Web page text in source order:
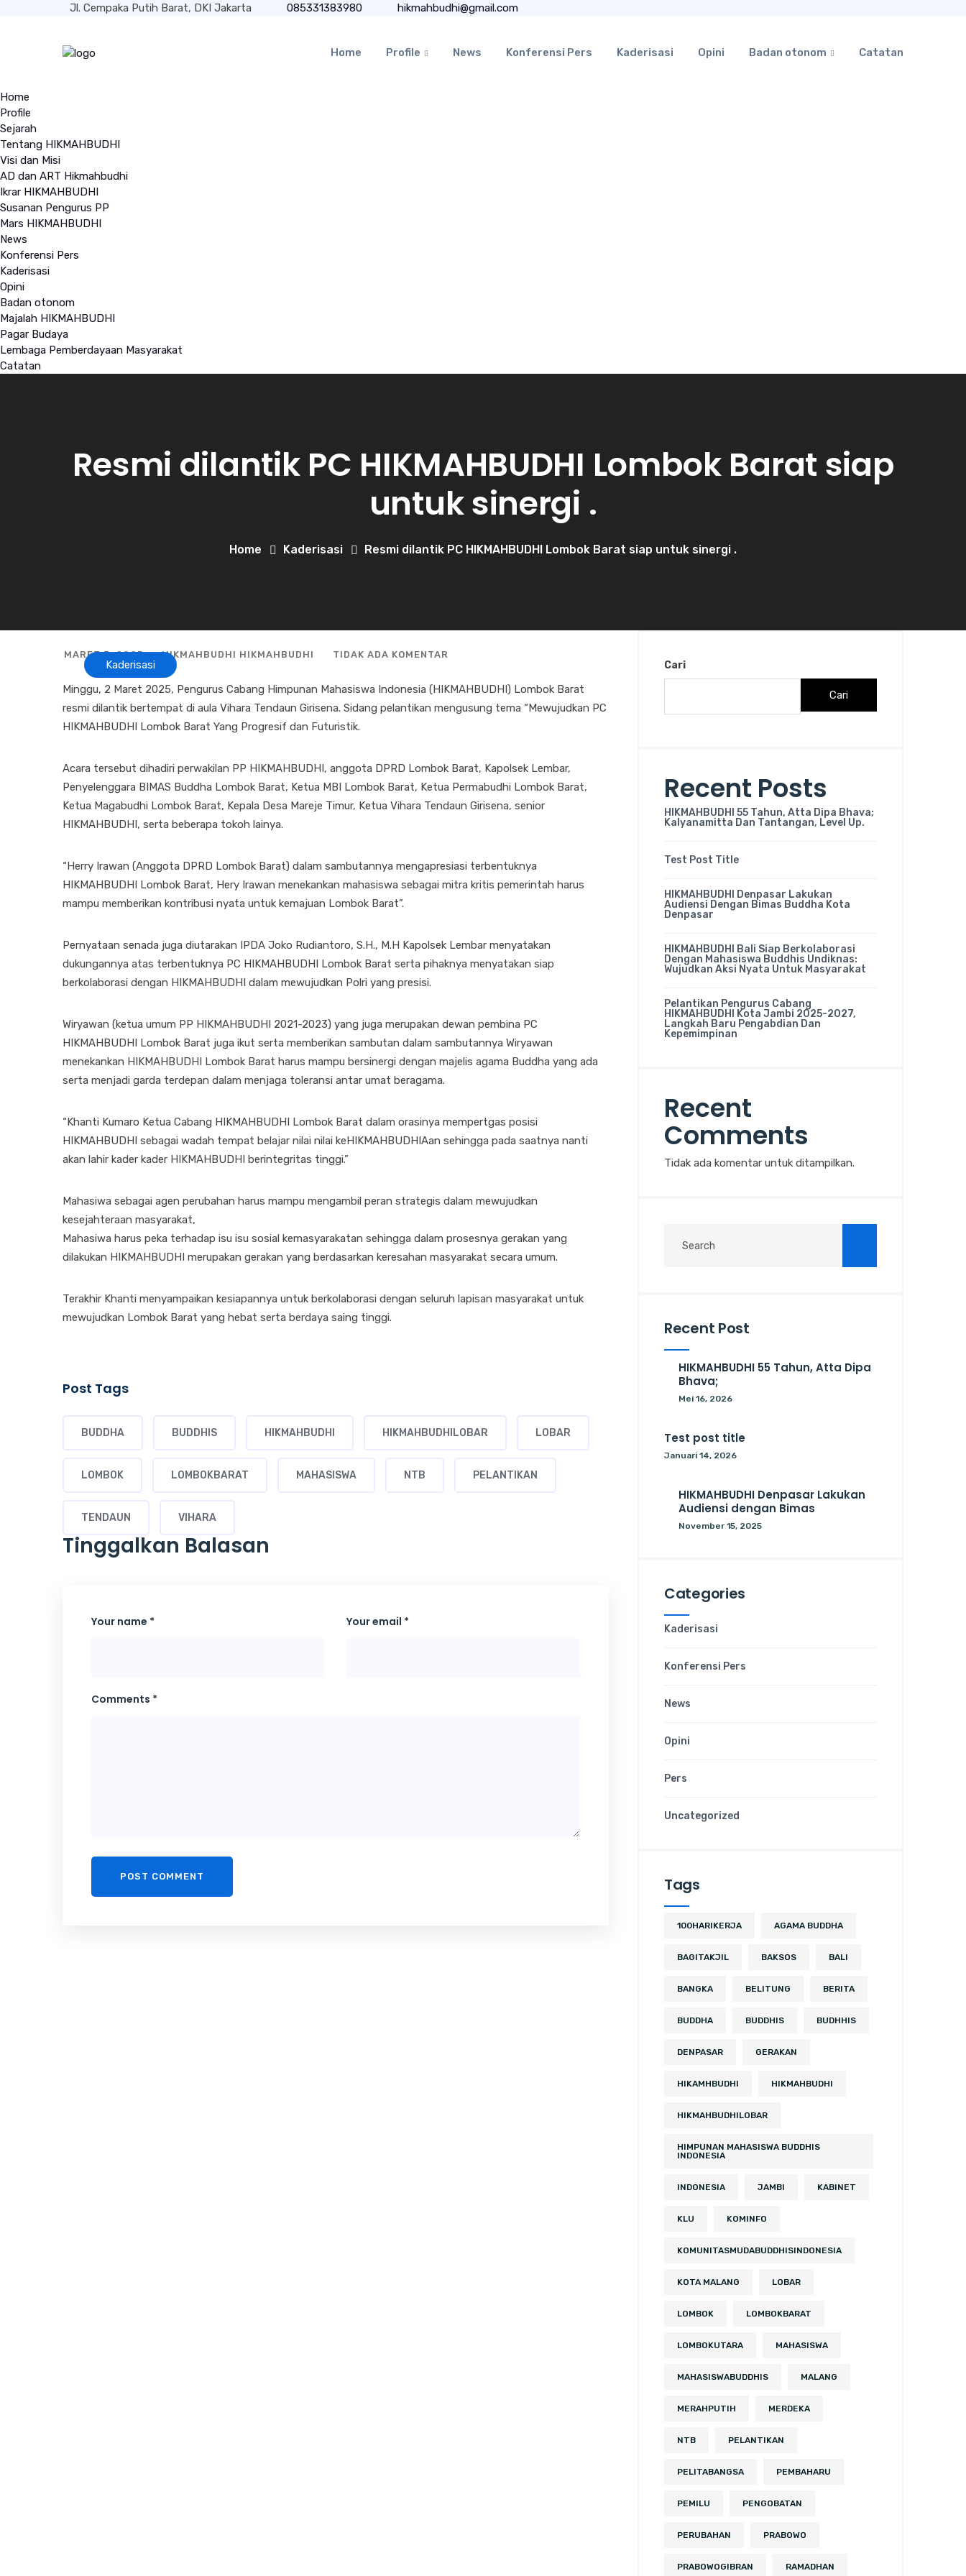
Jl. Cempaka Putih Barat, DKI Jakarta 085331383980 hikmahbudhi@gmail.com
Home Profile News Konferensi Pers Kaderisasi Opini Badan otonom Catatan
Home
Profile
Sejarah
Tentang HIKMAHBUDHI
Visi dan Misi
AD dan ART Hikmahbudhi
Ikrar HIKMAHBUDHI
Susanan Pengurus PP
Mars HIKMAHBUDHI
News
Konferensi Pers
Kaderisasi
Opini
Badan otonom
Majalah HIKMAHBUDHI
Pagar Budaya
Lembaga Pemberdayaan Masyarakat
Catatan
Resmi dilantik PC HIKMAHBUDHI Lombok Barat siap
untuk sinergi .
Home Kaderisasi Resmi dilantik PC HIKMAHBUDHI Lombok Barat siap untuk sinergi .
Kaderisasi
MARET 3, 2025 HIKMAHBUDHI HIKMAHBUDHI TIDAK ADA KOMENTAR
Minggu, 2 Maret 2025, Pengurus Cabang Himpunan Mahasiswa Indonesia (HIKMAHBUDHI) Lombok Barat
resmi dilantik bertempat di aula Vihara Tendaun Girisena. Sidang pelantikan mengusung tema “Mewujudkan PC
HIKMAHBUDHI Lombok Barat Yang Progresif dan Futuristik.
Acara tersebut dihadiri perwakilan PP HIKMAHBUDHI, anggota DPRD Lombok Barat, Kapolsek Lembar,
Penyelenggara BIMAS Buddha Lombok Barat, Ketua MBI Lombok Barat, Ketua Permabudhi Lombok Barat,
Ketua Magabudhi Lombok Barat, Kepala Desa Mareje Timur, Ketua Vihara Tendaun Girisena, senior
HIKMAHBUDHI, serta beberapa tokoh lainya.
“Herry Irawan (Anggota DPRD Lombok Barat) dalam sambutannya mengapresiasi terbentuknya
HIKMAHBUDHI Lombok Barat, Hery Irawan menekankan mahasiswa sebagai mitra kritis pemerintah harus
mampu memberikan kontribusi nyata untuk kemajuan Lombok Barat”.
Pernyataan senada juga diutarakan IPDA Joko Rudiantoro, S.H., M.H Kapolsek Lembar menyatakan
dukungannya atas terbentuknya PC HIKMAHBUDHI Lombok Barat serta pihaknya menyatakan siap
berkolaborasi dengan HIKMAHBUDHI dalam mewujudkan Polri yang presisi.
Wiryawan (ketua umum PP HIKMAHBUDHI 2021-2023) yang juga merupakan dewan pembina PC
HIKMAHBUDHI Lombok Barat juga ikut serta memberikan sambutan dalam sambutannya Wiryawan
menekankan HIKMAHBUDHI Lombok Barat harus mampu bersinergi dengan majelis agama Buddha yang ada
serta menjadi garda terdepan dalam menjaga toleransi antar umat beragama.
“Khanti Kumaro Ketua Cabang HIKMAHBUDHI Lombok Barat dalam orasinya mempertgas posisi
HIKMAHBUDHI sebagai wadah tempat belajar nilai nilai keHIKMAHBUDHIAan sehingga pada saatnya nanti
akan lahir kader kader HIKMAHBUDHI berintegritas tinggi.”
Mahasiwa sebagai agen perubahan harus mampu mengambil peran strategis dalam mewujudkan
kesejahteraan masyarakat,
Mahasiwa harus peka terhadap isu isu sosial kemasyarakatan sehingga dalam prosesnya gerakan yang
dilakukan HIKMAHBUDHI merupakan gerakan yang berdasarkan keresahan masyarakat secara umum.
Terakhir Khanti menyampaikan kesiapannya untuk berkolaborasi dengan seluruh lapisan masyarakat untuk
mewujudkan Lombok Barat yang hebat serta berdaya saing tinggi.
Post Tags
BUDDHA BUDDHIS HIKMAHBUDHI HIKMAHBUDHILOBAR LOBAR
LOMBOK LOMBOKBARAT MAHASISWA NTB PELANTIKAN
TENDAUN VIHARA
Tinggalkan Balasan
Your name * Your email *
Comments *
POST COMMENT
Cari
Cari
Recent Posts
HIKMAHBUDHI 55 Tahun, Atta Dipa Bhava;
Kalyanamitta Dan Tantangan, Level Up.
Test Post Title
HIKMAHBUDHI Denpasar Lakukan
Audiensi Dengan Bimas Buddha Kota
Denpasar
HIKMAHBUDHI Bali Siap Berkolaborasi
Dengan Mahasiswa Buddhis Undiknas:
Wujudkan Aksi Nyata Untuk Masyarakat
Pelantikan Pengurus Cabang
HIKMAHBUDHI Kota Jambi 2025-2027,
Langkah Baru Pengabdian Dan
Kepemimpinan
Recent
Comments
Tidak ada komentar untuk ditampilkan.
Recent Post
HIKMAHBUDHI 55 Tahun, Atta Dipa
Bhava;
Mei 16, 2026
Test post title
Januari 14, 2026
HIKMAHBUDHI Denpasar Lakukan
Audiensi dengan Bimas
November 15, 2025
Categories
Kaderisasi
Konferensi Pers
News
Opini
Pers
Uncategorized
Tags
100HARIKERJA AGAMA BUDDHA
BAGITAKJIL BAKSOS BALI
BANGKA BELITUNG BERITA
BUDDHA BUDDHIS BUDHHIS
DENPASAR GERAKAN
HIKAMHBUDHI HIKMAHBUDHI
HIKMAHBUDHILOBAR
HIMPUNAN MAHASISWA BUDDHIS
INDONESIA
INDONESIA JAMBI KABINET
KLU KOMINFO
KOMUNITASMUDABUDDHISINDONESIA
KOTA MALANG LOBAR
LOMBOK LOMBOKBARAT
LOMBOKUTARA MAHASISWA
MAHASISWABUDDHIS MALANG
MERAHPUTIH MERDEKA
NTB PELANTIKAN
PELITABANGSA PEMBAHARU
PEMILU PENGOBATAN
PERUBAHAN PRABOWO
PRABOWOGIBRAN RAMADHAN